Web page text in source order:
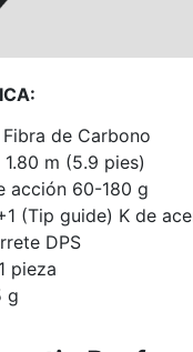
de Carbono
m (5.9 pies)
acción 60-180 g
(Tip guide) K de
DPS
pieza
g